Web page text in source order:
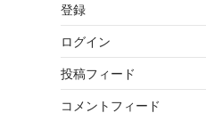
登録
ログイン
投稿フィード
コメントフィード